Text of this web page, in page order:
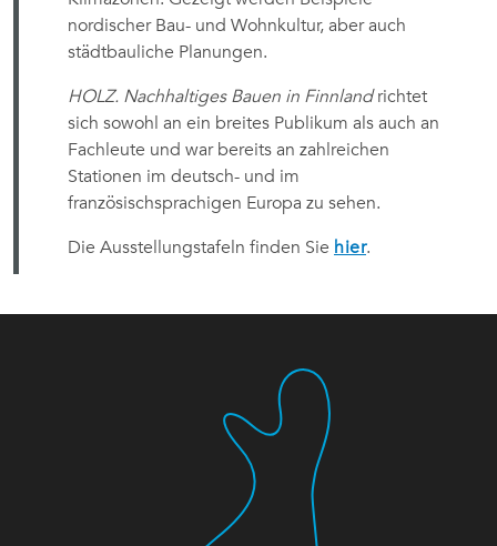
nordischer Bau- und Wohnkultur, aber auch
städtbauliche Planungen.
HOLZ. Nachhaltiges Bauen in Finnlandrichtet
sich sowohl an ein breites Publikum als auch an
Fachleute und war bereits an zahlreichen
Stationen im deutsch- und im
französischsprachigen Europa zu sehen.
Die Ausstellungstafeln finden Sie hier.